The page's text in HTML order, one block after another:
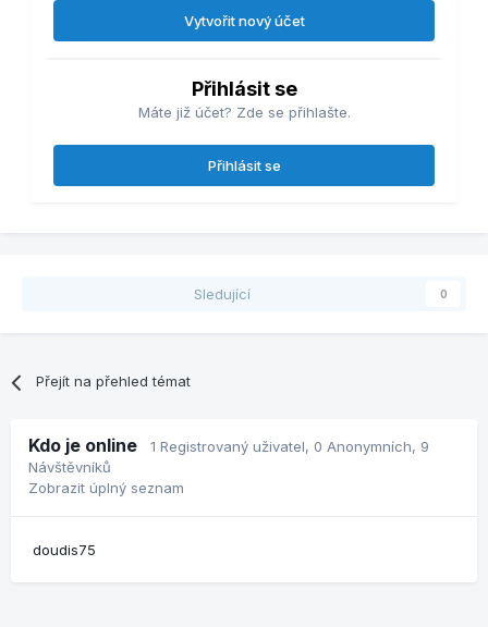
Vytvořit nový účet
Přihlásit se
Máte již účet? Zde se přihlašte.
Přihlásit se
Sledující 0
Přejít na přehled témat
Kdo je online 1 Registrovaný uživatel, 0 Anonymních, 9
Návštěvníků
Zobrazit úplný seznam
doudis75